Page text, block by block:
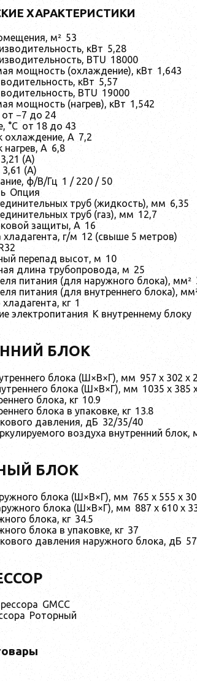
ХАРАКТЕРИСТИКИ
м² 53
кВт 5,28
BTU 18000
мощность (охлаждение), кВт 1,643
кВт 5,57
BTU 19000
мощность (нагрев), кВт 1,542
от −7 до 24
°С от 18 до 43
охлаждение, А 7,2
нагрев, А 6,8
3,21 (A)
3,61 (A)
ф/В/Гц 1 / 220 / 50
Опция
труб (жидкость), мм 6,35
труб (газ), мм 12,7
защиты, A 16
г/м 12 (свыше 5 метров)
перепад высот, м 10
длина трубопровода, м 25
питания (для наружного блока), мм²
питания (для внутреннего блока),
кг 1
электропитания К внутреннему блоку
БЛОК
блока (Ш×В×Г), мм 957 x 302 x
блока (Ш×В×Г), мм 1035 x 385
блока, кг 10.9
блока в упаковке, кг 13.8
давления, дБ 32/35/40
воздуха внутренний блок,
БЛОК
блока (Ш×В×Г), мм 765 x 555 x
блока (Ш×В×Г), мм 887 x 610 x
блока, кг 34.5
блока в упаковке, кг 37
давления наружного блока, дБ 57
GMCC
Роторный